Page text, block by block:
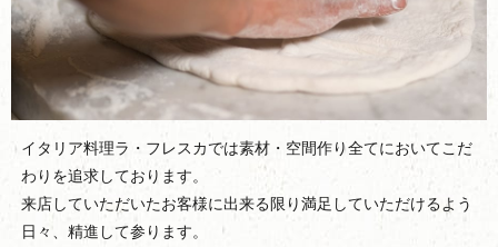
イタリア料理ラ・フレスカでは素材・空間作り全てにおいてこだ
わりを追求しております。
来店していただいたお客様に出来る限り満足していただけるよう
日々、精進して参ります。